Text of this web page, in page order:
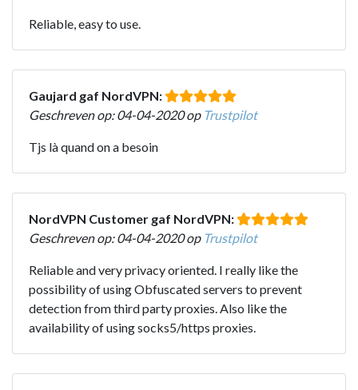
Reliable, easy to use.
Gaujard gaf NordVPN:
Geschreven op: 04-04-2020 op Trustpilot
Tjs là quand on a besoin
NordVPN Customer gaf NordVPN:
Geschreven op: 04-04-2020 op Trustpilot
Reliable and very privacy oriented. I really like the
possibility of using Obfuscated servers to prevent
detection from third party proxies. Also like the
availability of using socks5/https proxies.